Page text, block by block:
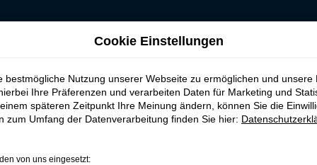
finanzieren
Cookie Einstellungen
bestmögliche Nutzung unserer Webseite zu ermöglichen und unsere
Ihre Präferenzen und verarbeiten Daten für Marketing und
späteren Zeitpunkt Ihre Meinung ändern, können Sie die
zum Umfang der Datenverarbeitung finden Sie hier:
von uns eingesetzt: